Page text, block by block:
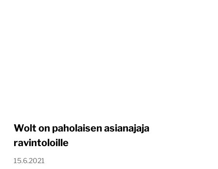
Wolt on paholaisen asianajaja
ravintoloille
15.6.2021